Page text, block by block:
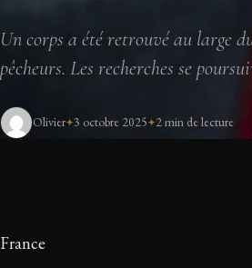
Un corps a été retrouvé au large
pêcheurs. Les recherches se
Olivier 3 octobre 2025 2 min de lecture
France